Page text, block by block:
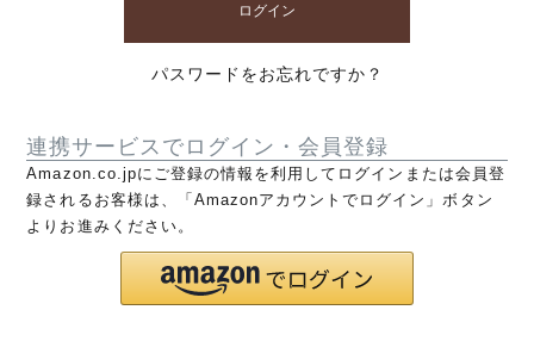
ログイン
パスワードをお忘れですか？
連携サービスでログイン・会員登録
Amazon.co.jpにご登録の情報を利用してログインまたは会員登
録されるお客様は、「Amazonアカウントでログイン」ボタン
よりお進みください。